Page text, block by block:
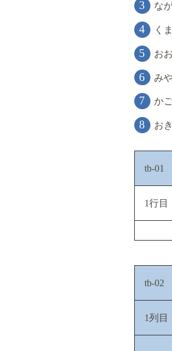
な
く
お
み
か
お
tb-01
1行目
tb-02
1列目